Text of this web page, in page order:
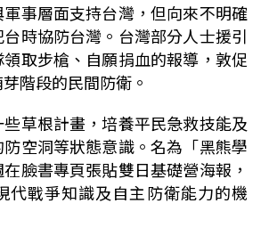
事層面支持台灣，但向來不明確
時協防台灣。台灣部分人士援引
取步槍、自願捐血的報導，敦促
階段的民間防衛。
草根計畫，培養平民急救技能及
空洞等狀態意識。名為「黑熊學
臉書專頁張貼雙日基礎營海報，
代戰爭知識及自主防衛能力的機